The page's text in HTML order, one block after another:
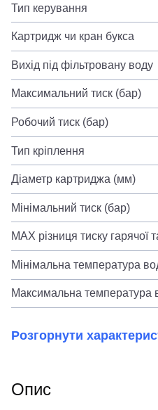
Тип керування
Картридж чи кран букса
Вихід під фільтровану воду
Максимальний тиск (бар)
Робочий тиск (бар)
Тип кріплення
Діаметр картриджа (мм)
Мінімальний тиск (бар)
MAX різниця тиску гарячої
Мінімальна температура
Максимальна температура
Розгорнути
Опис